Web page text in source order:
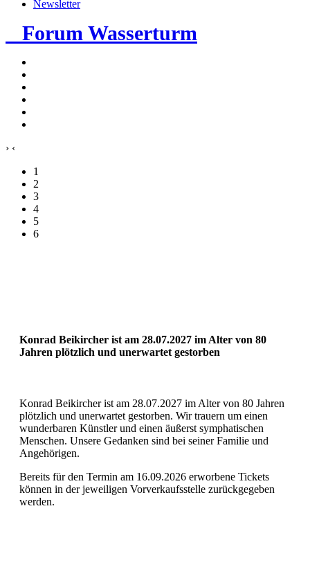
Newsletter
Forum Wasserturm
› ‹
1
2
3
4
5
6
Konrad Beikircher ist am 28.07.2027 im Alter von 80
Jahren plötzlich und unerwartet gestorben
Konrad Beikircher ist am 28.07.2027 im Alter von 80 Jahren
plötzlich und unerwartet gestorben. Wir trauern um einen
wunderbaren Künstler und einen äußerst symphatischen
Menschen. Unsere Gedanken sind bei seiner Familie und
Angehörigen.
Bereits für den Termin am 16.09.2026 erworbene Tickets
können in der jeweiligen Vorverkaufsstelle zurückgegeben
werden.